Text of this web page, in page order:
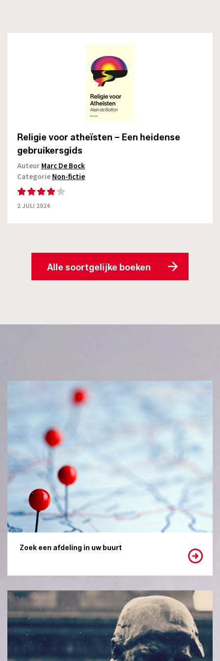
Religie voor atheïsten – Een heidense
gebruikersgids
AuteurMarc De Bock
CategorieNon-fictie
2 JULI 2024
Alle soortgelijke boeken
Zoek een afdeling in uw buurt